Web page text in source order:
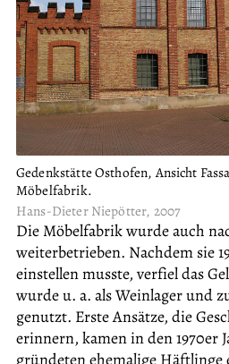
Gedenkstätte Osthofen, Ansicht
Möbelfabrik.
Hans-Dieter Niepötter, 2007
Die Möbelfabrik wurde auch
weiterbetrieben. Nachdem sie
einstellen musste, verfiel das
wurde u. a. als Weinlager und
genutzt. Erste Ansätze, die
erinnern, kamen in den 1970er